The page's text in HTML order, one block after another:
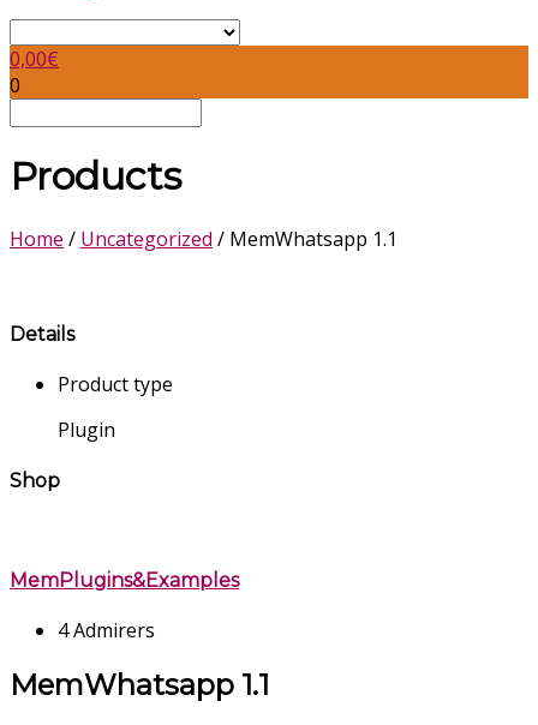
0,00€
0
Products
Home / Uncategorized / MemWhatsapp 1.1
Details
Product type
Plugin
Shop
MemPlugins&Examples
4 Admirers
MemWhatsapp 1.1